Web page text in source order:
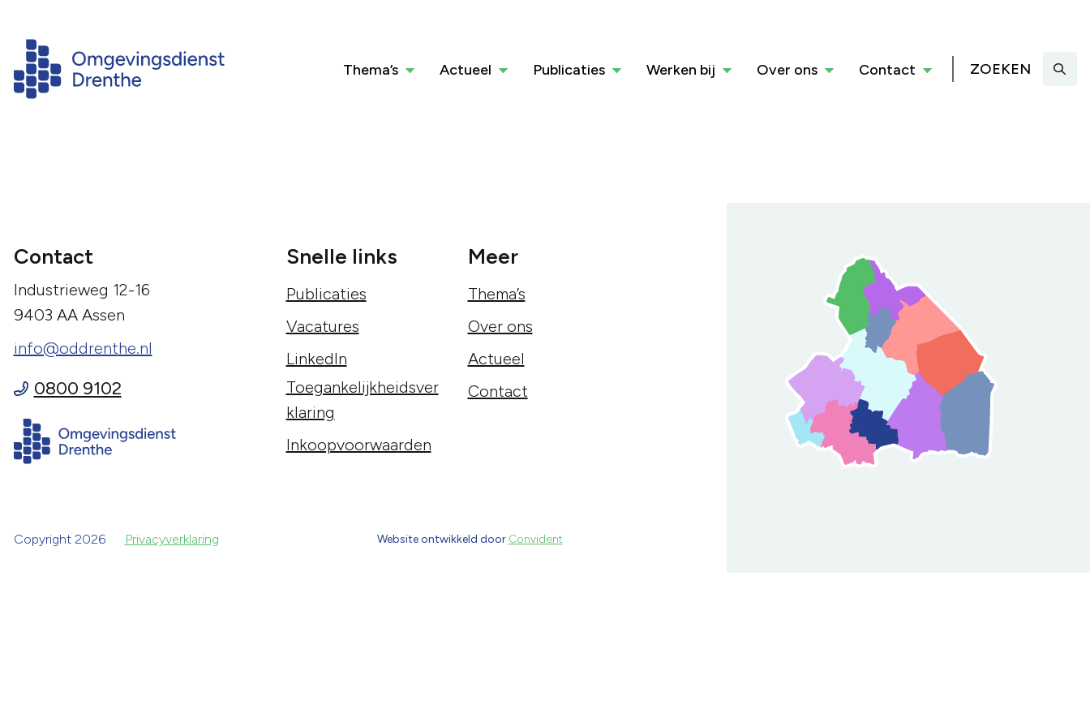
Thema’s Actueel Publicaties Werken bij Over ons Contact ZOEKEN
Contact
Industrieweg 12-16
9403 AA Assen
info@oddrenthe.nl
0800 9102
Snelle links
Publicaties
Vacatures
LinkedIn
Toegankelijkheidsver
klaring
Inkoopvoorwaarden
Meer
Thema’s
Over ons
Actueel
Contact
Copyright 2026 Privacyverklaring Website ontwikkeld door Convident